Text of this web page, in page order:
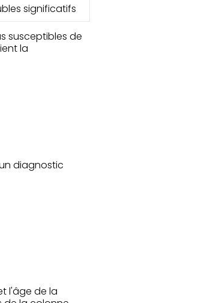
significatifs
susceptibles de
la
diagnostic
l'âge de la